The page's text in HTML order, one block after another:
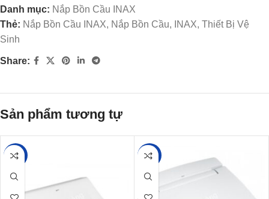
Danh mục: Nắp Bồn Cầu INAX
Thẻ: Nắp Bồn Cầu INAX, Nắp Bồn Cầu, INAX, Thiết Bị Vệ
Sinh
Share:
Sản phẩm tương tự
-45% -33%